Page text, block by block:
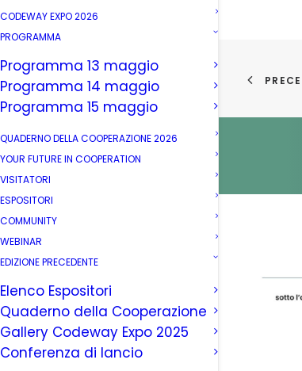
CODEWAY EXPO 2026
PROGRAMMA
Programma 13 maggio
Programma 14 maggio
Programma 15 maggio
QUADERNO DELLA COOPERAZIONE 2026
YOUR FUTURE IN COOPERATION
VISITATORI
ESPOSITORI
COMMUNITY
WEBINAR
EDIZIONE PRECEDENTE
Elenco Espositori
Quaderno della Cooperazione
Gallery Codeway Expo 2025
Conferenza di lancio